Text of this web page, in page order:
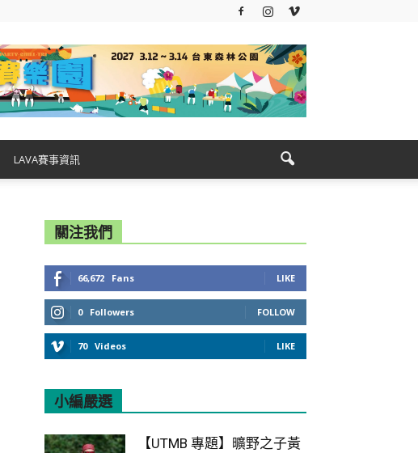
LAVA賽事資訊
關注我們
66,672 Fans LIKE
0 Followers FOLLOW
70 Videos LIKE
小編嚴選
【UTMB 專題】曠野之子黃